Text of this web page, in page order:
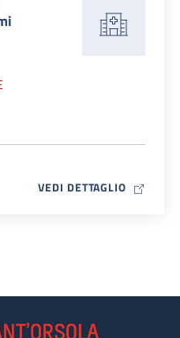
VEDI DETTAGLIO MAP ICON